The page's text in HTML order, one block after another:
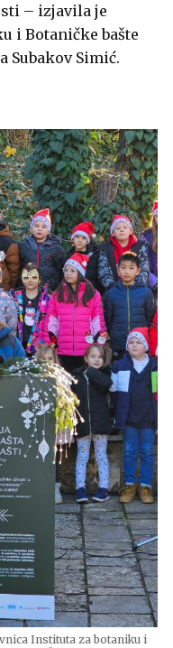
– izjavila je
i Botaničke bašte
Subakov Simić.
Instituta za botaniku i